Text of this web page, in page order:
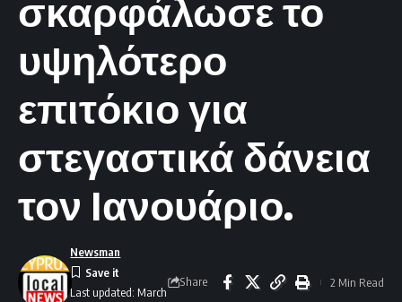
σκαρφάλωσε το
υψηλότερο
επιτόκιο για
στεγαστικά δάνεια
τον Ιανουάριο.
Last updated: March
Newsman
Share 2 Min Read